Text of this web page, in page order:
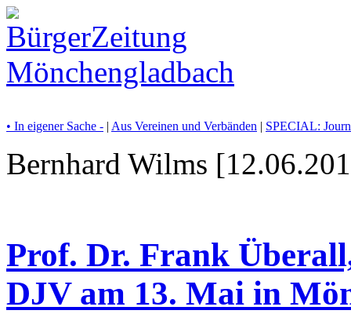
• In eigener Sache - | Aus Vereinen und Verbänden | SPECIAL:
Bernhard Wilms
Prof. Dr. Frank
DJV am 13. Mai in